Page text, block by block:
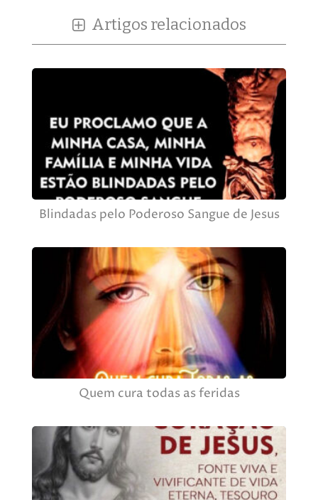
Artigos relacionados
Blindadas pelo Poderoso Sangue de Jesus
Quem cura todas as feridas